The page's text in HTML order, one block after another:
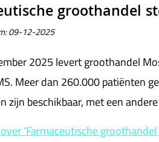
groothandel
09-12-2025
2025 levert groothandel
Meer dan 260.000 patiënten
zijn beschikbaar, met een
over 'Farmaceutische